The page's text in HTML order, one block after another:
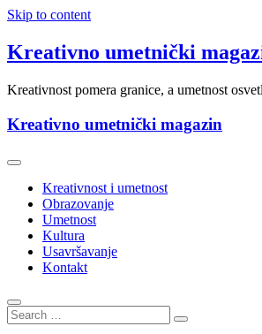
Skip to content
Kreativno umetnički
Kreativnost pomera granice, a umetnost
Kreativno umetnički magazin
Kreativnost i umetnost
Obrazovanje
Umetnost
Kultura
Usavršavanje
Kontakt